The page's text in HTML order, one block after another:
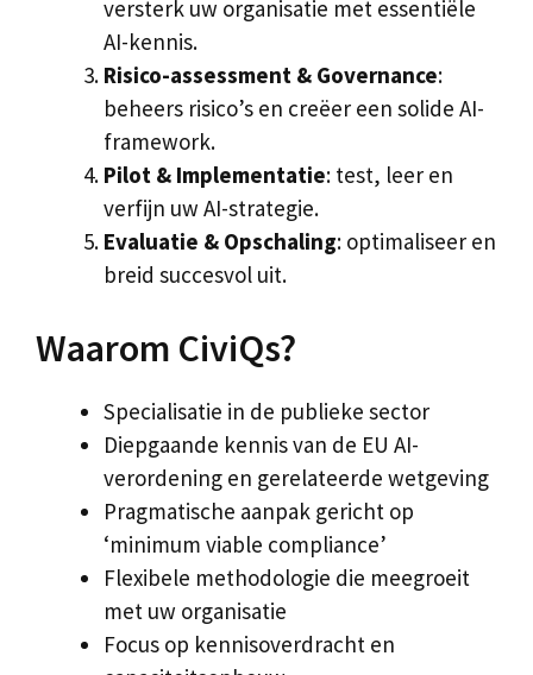
versterk uw organisatie met essentiële
AI-kennis.
Risico-assessment & Governance:
beheers risico’s en creëer een solide AI-
framework.
Pilot & Implementatie: test, leer en
verfijn uw AI-strategie.
Evaluatie & Opschaling: optimaliseer en
breid succesvol uit.
Waarom CiviQs?
Specialisatie in de publieke sector
Diepgaande kennis van de EU AI-
verordening en gerelateerde wetgeving
Pragmatische aanpak gericht op
‘minimum viable compliance’
Flexibele methodologie die meegroeit
met uw organisatie
Focus op kennisoverdracht en